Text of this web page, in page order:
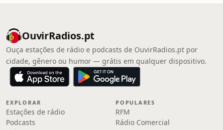
OuvirRadios.pt
Ouça estações de rádio e podcasts de OuvirRadios.pt por
cidade, gênero ou humor — grátis em qualquer dispositivo.
EXPLORAR
Estações de rádio
Podcasts
POPULARES
RFM
Rádio Comercial